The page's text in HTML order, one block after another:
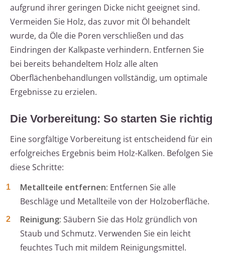
aufgrund ihrer geringen Dicke nicht geeignet sind.
Vermeiden Sie Holz, das zuvor mit Öl behandelt
wurde, da Öle die Poren verschließen und das
Eindringen der Kalkpaste verhindern. Entfernen Sie
bei bereits behandeltem Holz alle alten
Oberflächenbehandlungen vollständig, um optimale
Ergebnisse zu erzielen.
Die Vorbereitung: So starten Sie richtig
Eine sorgfältige Vorbereitung ist entscheidend für ein
erfolgreiches Ergebnis beim Holz-Kalken. Befolgen Sie
diese Schritte:
Metallteile entfernen: Entfernen Sie alle
Beschläge und Metallteile von der Holzoberfläche.
Reinigung: Säubern Sie das Holz gründlich von
Staub und Schmutz. Verwenden Sie ein leicht
feuchtes Tuch mit mildem Reinigungsmittel.